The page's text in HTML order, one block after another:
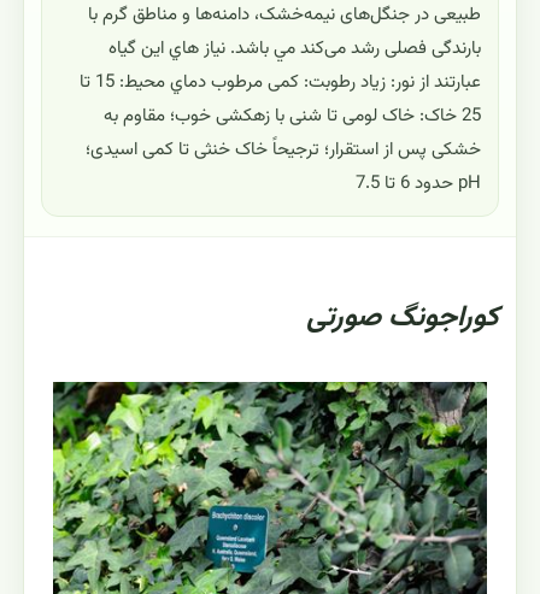
طبیعی در جنگل‌های نیمه‌خشک، دامنه‌ها و مناطق گرم با
بارندگی فصلی رشد می‌کند مي باشد. نياز هاي اين گياه
عبارتند از نور: زیاد رطوبت: کمی مرطوب دماي محيط: 15 تا
25 خاک: خاک لومی تا شنی با زهکشی خوب؛ مقاوم به
خشکی پس از استقرار؛ ترجیحاً خاک خنثی تا کمی اسیدی؛
pH حدود 6 تا 7.5
کوراجونگ صورتی